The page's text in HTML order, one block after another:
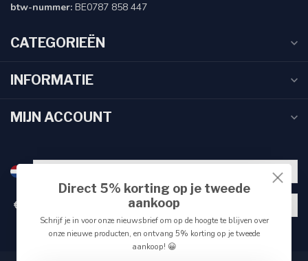
btw-nummer: BE0787 858 447
CATEGORIEËN
INFORMATIE
MIJN ACCOUNT
€
Direct 5% korting op je tweede
aankoop
Schrijf je in voor onze nieuwsbrief om op de hoogte te blijven over
onze nieuwe producten, en ontvang 5% korting op je tweede
aankoop! 😀